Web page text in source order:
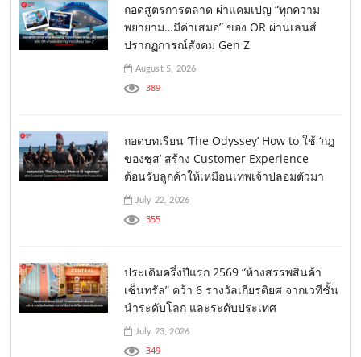
ถอดสูตรการตลาด ผ่าแคมเปญ “ทุกความ
พยายาม…มีค่าเสมอ” ของ OR ผ่านเลนส์
ปรากฏการณ์สังคม Gen Z
August 5, 2026
389
ถอดบทเรียน ‘The Odyssey’ How to ใช้ ‘กฎ
ของซุส’ สร้าง Customer Experience
ต้อนรับลูกค้าให้เหมือนเทพเจ้าปลอมตัวมา
July 22, 2026
355
ประเดิมครึ่งปีแรก 2569 “ห้างสรรพสินค้า
เซ็นทรัล” คว้า 6 รางวัลเกียรติยศ จากเวทีชั้น
นำระดับโลก และระดับประเทศ
July 23, 2026
349